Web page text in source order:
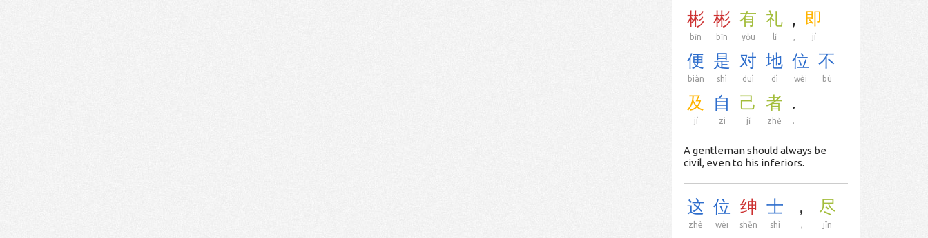
彬
bīn
彬
bīn
有
yǒu
礼
lǐ
,
,
即
jí
便
biàn
是
shì
对
duì
地
dì
位
wèi
不
bù
及
jí
自
zì
己
jǐ
者
zhě
.
.
A gentleman should always be
civil, even to his inferiors.
这
zhè
位
wèi
绅
shēn
士
shì
，
，
尽
jǐn